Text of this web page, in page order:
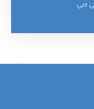
دبي